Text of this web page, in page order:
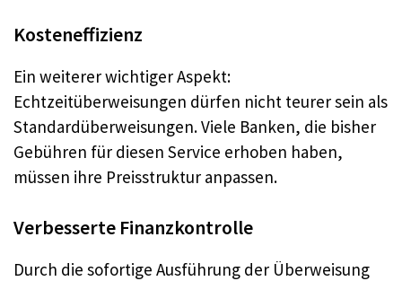
Kosteneffizienz
Ein weiterer wichtiger Aspekt:
Echtzeitüberweisungen dürfen nicht teurer sein als
Standardüberweisungen. Viele Banken, die bisher
Gebühren für diesen Service erhoben haben,
müssen ihre Preisstruktur anpassen.
Verbesserte Finanzkontrolle
Durch die sofortige Ausführung der Überweisung